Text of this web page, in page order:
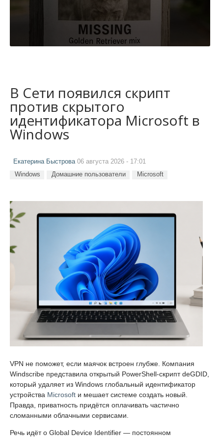
В Сети появился скрипт
против скрытого
идентификатора Microsoft в
Windows
Екатерина Быстрова06 августа 2026 - 17:01
Windows Домашние пользователи Microsoft
VPN не поможет, если маячок встроен глубже. Компания
Windscribe представила открытый PowerShell-скрипт deGDID,
который удаляет из Windows глобальный идентификатор
устройства Microsoft и мешает системе создать новый.
Правда, приватность придётся оплачивать частично
сломанными облачными сервисами.
Речь идёт о Global Device Identifier — постоянном